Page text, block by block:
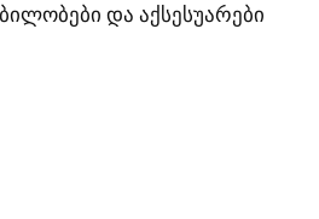
და აქსესუარები